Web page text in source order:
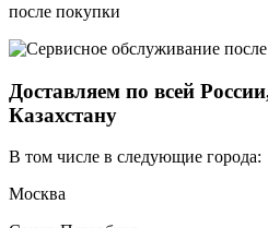
после покупки
Доставляем по всей
Казахстану
В том числе в следующие города:
Москва